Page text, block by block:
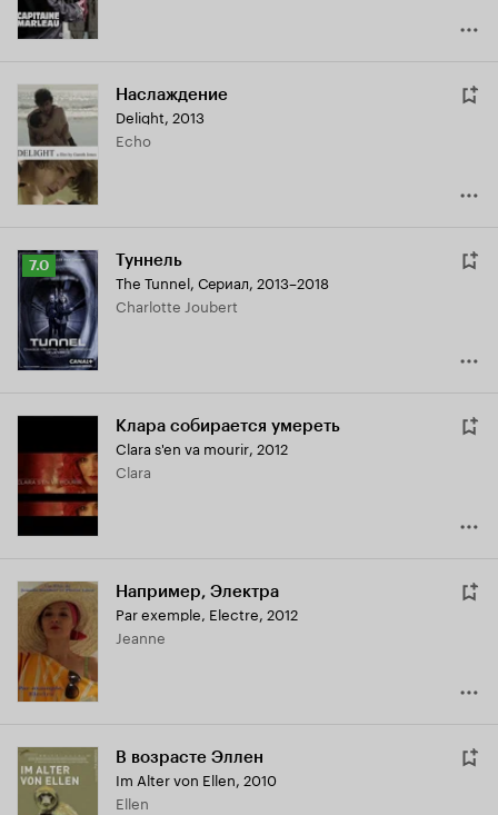
Наслаждение
Delight, 2013
Echo
Рейтинг
Кинопоиска
7.0
7.0 Туннель
The Tunnel, Сериал, 2013–2018
Charlotte Joubert
Клара собирается умереть
Clara s'en va mourir, 2012
Clara
Например, Электра
Par exemple, Electre, 2012
Jeanne
В возрасте Эллен
Im Alter von Ellen, 2010
Ellen